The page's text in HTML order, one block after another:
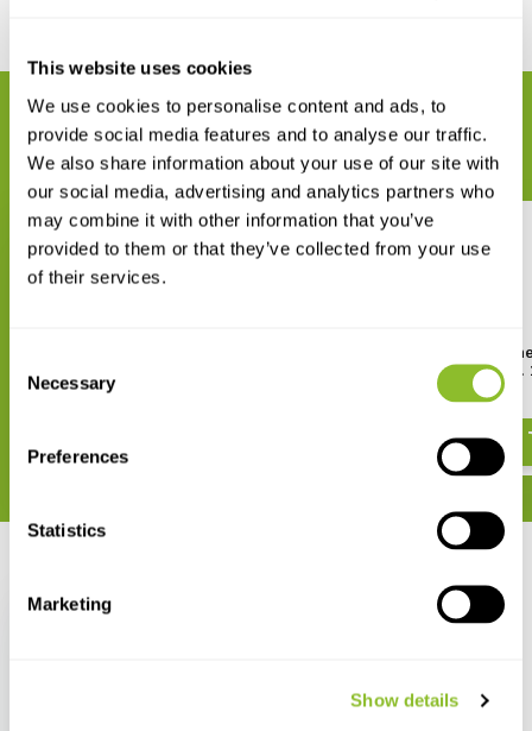
This website uses cookies
We use cookies to personalise content and ads, to
provide social media features and to analyse our traffic.
We also share information about your use of our site with
our social media, advertising and analytics partners who
may combine it with other information that you’ve
provided to them or that they’ve collected from your use
of their services.
Selection
Necessary
Preferences
Statistics
Marketing
Show details
GERELATEERDE PRODUCTEN
Maak uw bestelling compleet
A Taxonomic Guide to
Insects of Java Vol.
€ 103,35